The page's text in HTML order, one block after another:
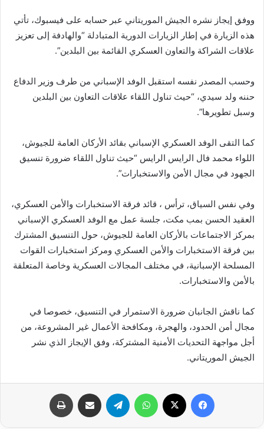
ووفق إيجاز نشره الجيش الموريتاني عبر حسابه على فيسبوك، تأتي
هذه الزيارة في إطار الزيارات الدورية المتبادلة “والهادفة إلى تعزيز
علاقات الشراكة والتعاون العسكري القائمة بين البلدين”.
وحسب المصدر نفسه استقبل الوفد الإسباني من طرف وزير الدفاع
حننه ولد سيدي، “حيث تناول اللقاء علاقات التعاون بين البلدين
وسبل تطويرها”.
كما التقى الوفد العسكري الإسباني بقائد الأركان العامة للجيوش،
اللواء محمد فال الرايس الرايس “حيث تناول اللقاء ضرورة تنسيق
الجهود في مجال الأمن والاستخبارات”.
وفي نفس السياق، ترأس ، قائد فرقة الاستخبارات والأمن العسكري،
العقيد الحسن بمب مكت، جلسة عمل مع الوفد العسكري الإسباني
بمركز الاجتماعات بالأركان العامة للجيوش، حول التنسيق المشترك
بين فرقة الاستخبارات والأمن العسكري ومركز استخبارات القوات
المسلحة الإسبانية، في مختلف المجالات العسكرية وخاصة المتعلقة
بالأمن والاستخبارات.
كما ناقش الجانبان ضرورة الاستمرار في التنسيق، خصوصا في
مجال أمن الحدود، والهجرة، ومكافحة الأعمال غير المشروعة، من
أجل مواجهة التحديات الأمنية المشتركة، وفق الإيجاز الذي نشر
الجيش الموريتاني.
فيسبوك واتساب تيلقرام مشاركة عبر البريد